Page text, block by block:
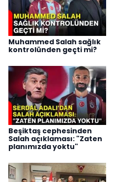
Muhammed Salah sağlık
kontrolünden geçti mi?
Beşiktaş cephesinden
Salah açıklaması: "Zaten
planımızda yoktu"